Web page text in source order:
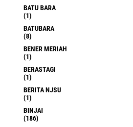
BATU BARA
(1)
BATUBARA
(8)
BENER MERIAH
(1)
BERASTAGI
(1)
BERITA NJSU
(1)
BINJAI
(186)